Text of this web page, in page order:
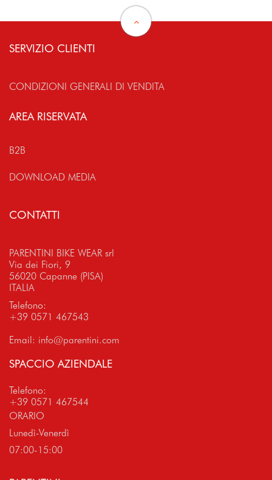
SERVIZIO CLIENTI
CONDIZIONI GENERALI DI VENDITA
AREA RISERVATA
B2B
DOWNLOAD MEDIA
CONTATTI
PARENTINI BIKE WEAR srl
Via dei Fiori, 9
56020 Capanne (PISA)
ITALIA
Telefono:
+39 0571 467543
Email: info@parentini.com
SPACCIO AZIENDALE
Telefono:
+39 0571 467544
ORARIO
Lunedì-Venerdì
07:00-15:00